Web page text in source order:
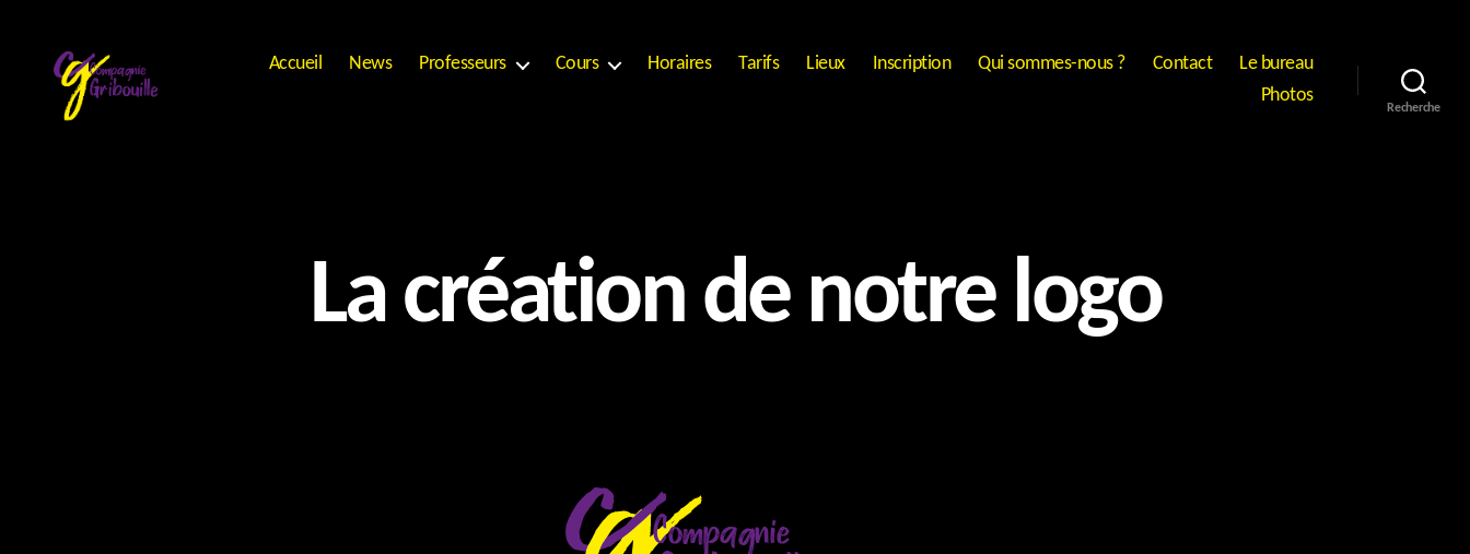
Accueil News Professeurs Cours Horaires Tarifs Lieux Inscription Qui sommes-nous ? Contact
Le bureau
Photos
Recherche
La création de notre logo